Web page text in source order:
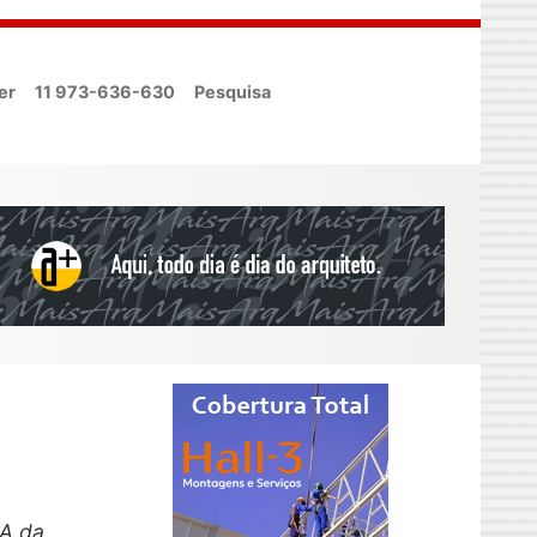
11 973-636-630 Pesquisa